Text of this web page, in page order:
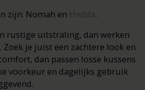
zijn: Nomah en Hedda.
rustige uitstraling, dan werken
Zoek je juist een zachtere look en
dan passen losse kussens
voorkeur en dagelijks gebruik